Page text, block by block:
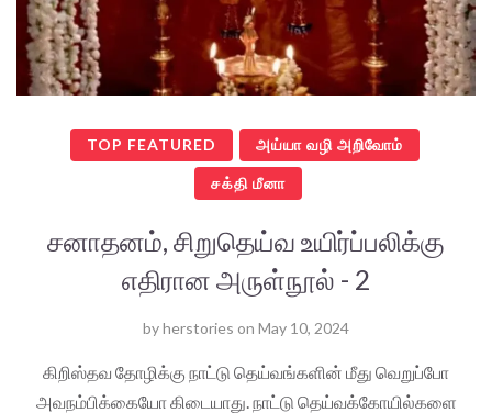
TOP FEATURED அய்யா வழி அறிவோம்
சக்தி மீனா
சனாதனம், சிறுதெய்வ உயிர்ப்பலிக்கு
எதிரான அருள்நூல் - 2
byherstories on May 10, 2024
கிறிஸ்தவ தோழிக்கு நாட்டு தெய்வங்களின் மீது வெறுப்போ
அவநம்பிக்கையோ கிடையாது. நாட்டு தெய்வக்கோயில்களை